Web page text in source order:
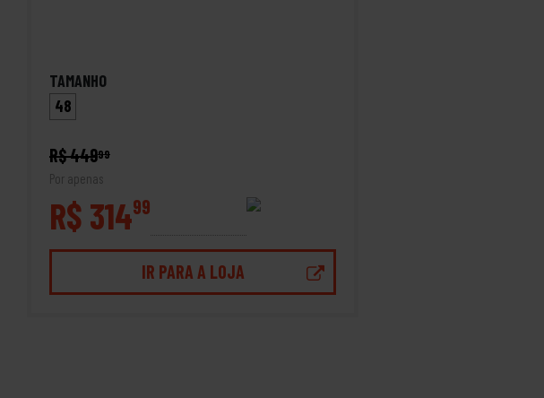
TAMANHO
48
R$ 44999
Por apenas
R$ 31499
IR PARA A LOJA